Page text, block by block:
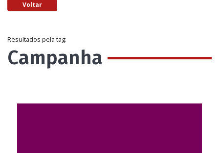
Voltar
Resultados pela tag:
Campanha